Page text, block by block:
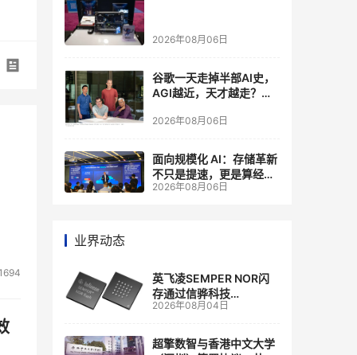
2026年08月06日
谷歌一天走掉半部AI史，
AGI越近，天才越走？大
自己的研发节奏
2026年08月06日
面向规模化 AI：存储革新
不只是提速，更是算经济
账
2026年08月06日
业界动态
英飞凌SEMPER NOR闪
存通过信骅科技
AST2700 BMC认证，全
管理
2026年08月04日
超擎数智与香港中文大学